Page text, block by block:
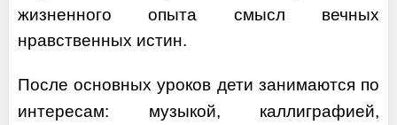
жизненного опыта смысл вечных
нравственных истин.
После основных уроков дети занимаются по
интересам: музыкой, каллиграфией,